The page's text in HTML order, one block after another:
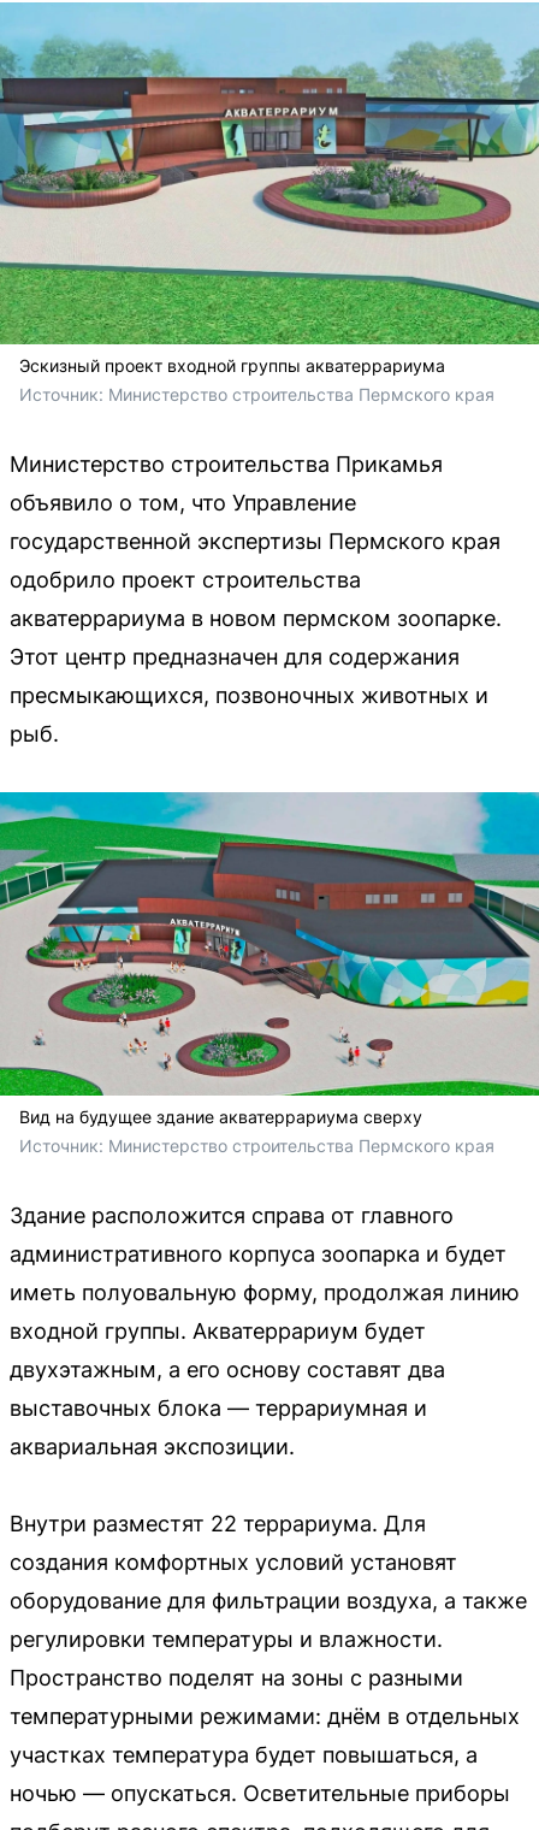
Эскизный проект входной группы акватеррариума
Источник: Министерство строительства Пермского края
Министерство строительства Прикамья
объявило о том, что Управление
государственной экспертизы Пермского края
одобрило проект строительства
акватеррариума в новом пермском зоопарке.
Этот центр предназначен для содержания
пресмыкающихся, позвоночных животных и
рыб.
Вид на будущее здание акватеррариума сверху
Источник: Министерство строительства Пермского края
Здание расположится справа от главного
административного корпуса зоопарка и будет
иметь полуовальную форму, продолжая линию
входной группы. Акватеррариум будет
двухэтажным, а его основу составят два
выставочных блока — террариумная и
аквариальная экспозиции.
Внутри разместят 22 террариума. Для
создания комфортных условий установят
оборудование для фильтрации воздуха, а также
регулировки температуры и влажности.
Пространство поделят на зоны с разными
температурными режимами: днём в отдельных
участках температура будет повышаться, а
ночью — опускаться. Осветительные приборы